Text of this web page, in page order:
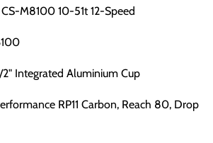
M8100 10-51t 12-Speed
2" Integrated Aluminium Cup
RP11 Carbon, Reach 80, Drop